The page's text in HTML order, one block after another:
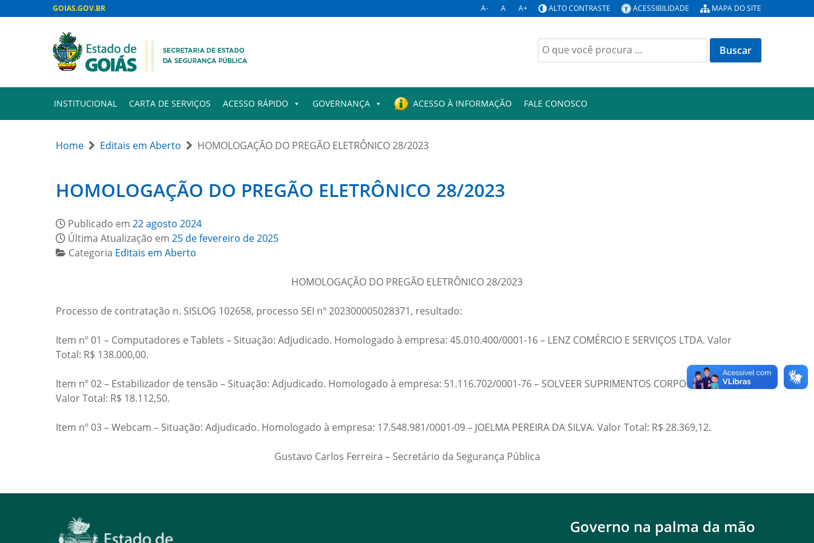
GOIAS.GOV.BR A- A A+ ALTO CONTRASTE ACESSIBILIDADE MAPA DO SITE
Buscar
por:
INSTITUCIONAL CARTA DE SERVIÇOS ACESSO RÁPIDO GOVERNANÇA ACESSO À INFORMAÇÃO FALE CONOSCO
Home Editais em Aberto HOMOLOGAÇÃO DO PREGÃO ELETRÔNICO 28/2023
HOMOLOGAÇÃO DO PREGÃO ELETRÔNICO 28/2023
Publicado em 22 agosto 2024
Última Atualização em 25 de fevereiro de 2025
Categoria Editais em Aberto
HOMOLOGAÇÃO DO PREGÃO ELETRÔNICO 28/2023
Processo de contratação n. SISLOG 102658, processo SEI nº 202300005028371, resultado:
Item nº 01 – Computadores e Tablets – Situação: Adjudicado. Homologado à empresa: 45.010.400/0001-16 – LENZ COMÉRCIO E SERVIÇOS LTDA. Valor
Total: R$ 138.000,00.
Item nº 02 – Estabilizador de tensão – Situação: Adjudicado. Homologado à empresa: 51.116.702/0001-76 – SOLVEER SUPRIMENTOS CORPORATIVOS LTDA.
Valor Total: R$ 18.112,50.
Item nº 03 – Webcam – Situação: Adjudicado. Homologado à empresa: 17.548.981/0001-09 – JOELMA PEREIRA DA SILVA. Valor Total: R$ 28.369,12.
Gustavo Carlos Ferreira – Secretário da Segurança Pública
Governo na palma da mão